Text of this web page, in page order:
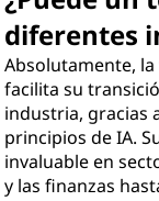
diferentes
Absolutamente,
facilita su
industria, gracias
principios de IA.
invaluable en
y las finanzas